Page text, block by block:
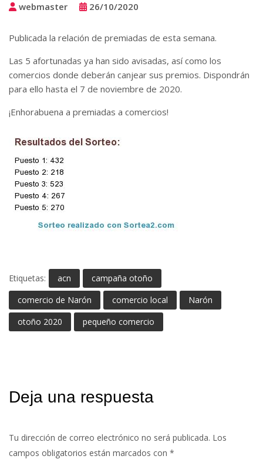
webmaster 26/10/2020
Publicada la relación de premiadas de esta semana.
Las 5 afortunadas ya han sido avisadas, así como los
comercios donde deberán canjear sus premios. Dispondrán
para ello hasta el 7 de noviembre de 2020.
¡Enhorabuena a premiadas a comercios!
Etiquetas: acn
campaña otoño
comercio de Narón
comercio local
Narón
otoño 2020
pequeño comercio
Deja una respuesta
Tu dirección de correo electrónico no será publicada. Los
campos obligatorios están marcados con *